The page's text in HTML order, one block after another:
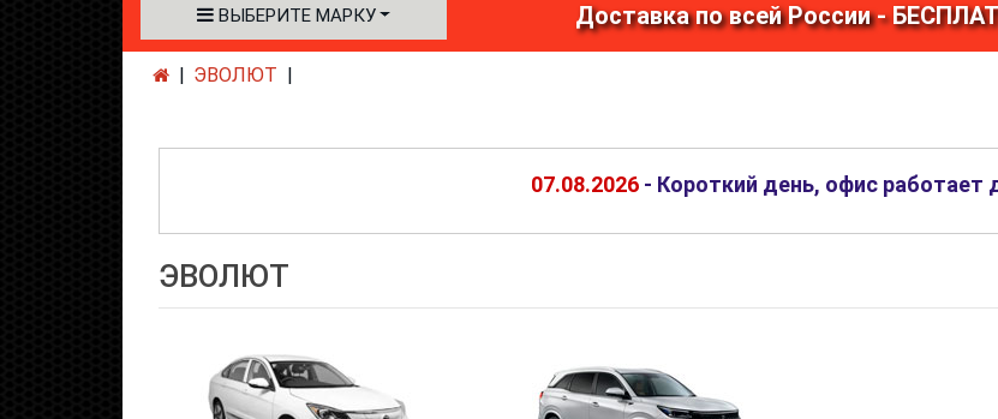
ВЫБЕРИТЕ МАРКУ Доставка по всей России -
ЭВОЛЮТ
07.08.2026- Короткий день, офис работает
ЭВОЛЮТ